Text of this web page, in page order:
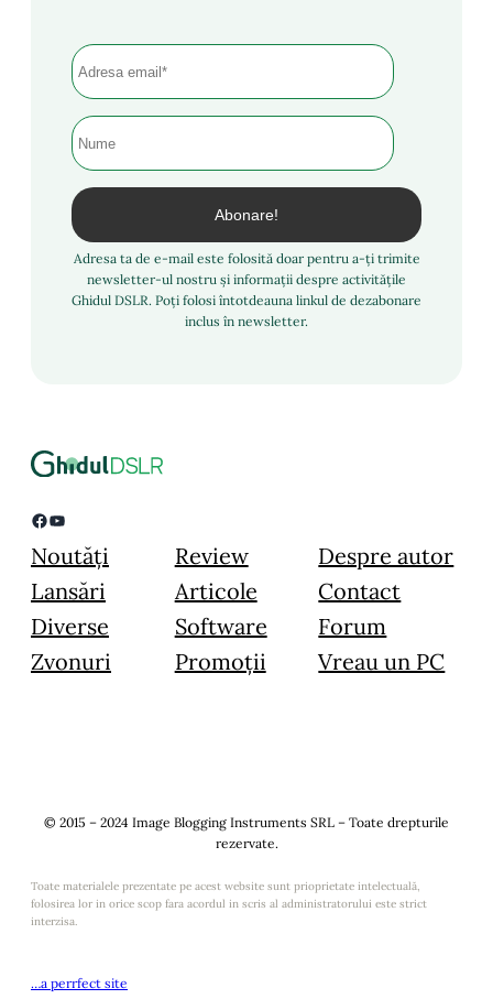
Adresa ta de e-mail este folosită doar pentru a-ți trimite
newsletter-ul nostru și informații despre activitățile
Ghidul DSLR. Poți folosi întotdeauna linkul de dezabonare
inclus în newsletter.
Facebook YouTube
Noutăți
Lansări
Diverse
Zvonuri
Review
Articole
Software
Promoții
Despre autor
Contact
Forum
Vreau un PC
© 2015 – 2024 Image Blogging Instruments SRL – Toate drepturile
rezervate.
Toate materialele prezentate pe acest website sunt prioprietate intelectuală,
folosirea lor in orice scop fara acordul in scris al administratorului este strict
interzisa.
…a perrfect site